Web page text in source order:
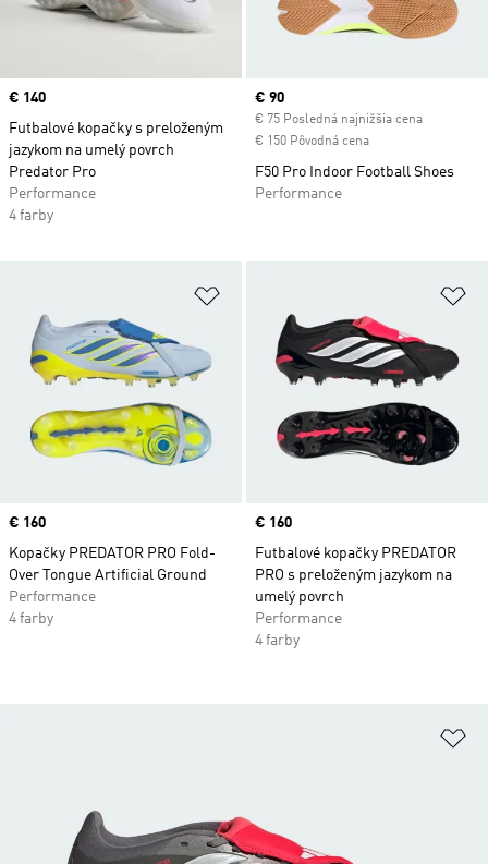
Price
€ 140
Futbalové kopačky s preloženým
jazykom na umelý povrch
Predator Pro
Performance
4 farby
Current price
€ 90
€ 75 Posledná najnižšia cena
€ 150 Pôvodná cena
F50 Pro Indoor Football Shoes
Performance
Pridať do zoznamu želaných
Price
€ 160
Kopačky PREDATOR PRO Fold-
Over Tongue Artificial Ground
Performance
4 farby
Price
€ 160
Futbalové kopačky PREDATOR
PRO s preloženým jazykom na
umelý povrch
Performance
4 farby